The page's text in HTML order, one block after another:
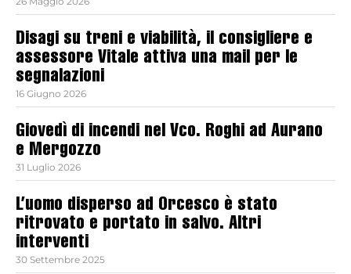
Disagi su treni e viabilità, il consigliere e
assessore Vitale attiva una mail per le
segnalazioni
16 Giugno 2026
Giovedì di incendi nel Vco. Roghi ad Aurano
e Mergozzo
31 Luglio 2026
L’uomo disperso ad Orcesco è stato
ritrovato e portato in salvo. Altri
interventi
30 Settembre 2025